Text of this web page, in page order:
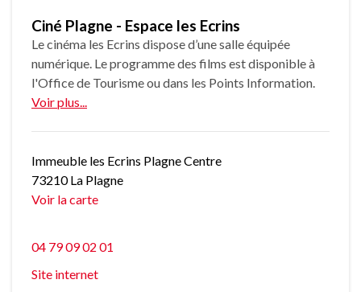
Ciné Plagne - Espace les Ecrins
Le cinéma les Ecrins dispose d’une salle équipée
numérique. Le programme des films est disponible à
l'Office de Tourisme ou dans les Points Information.
Voir plus...
Immeuble les Ecrins Plagne Centre
73210 La Plagne
Voir la carte
04 79 09 02 01
Site internet